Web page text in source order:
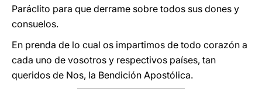
Paráclito para que derrame sobre todos sus dones y
consuelos.
En prenda de lo cual os impartimos de todo corazón a
cada uno de vosotros y respectivos países, tan
queridos de Nos, la Bendición Apostólica.